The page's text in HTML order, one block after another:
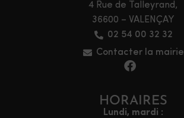
4 Rue de Talleyrand,
36600 – VALENÇAY
02 54 00 32 32
Contacter la mairie
HORAIRES
Lundi, mardi :